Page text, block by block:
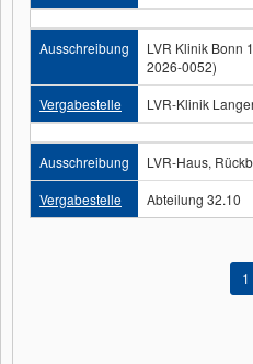
Ausschreibung
LVR Klinik Bonn
2026-0052)
Vergabestelle
LVR-Klinik
Ausschreibung
LVR-Haus,
Vergabestelle
Abteilung 32.10
1